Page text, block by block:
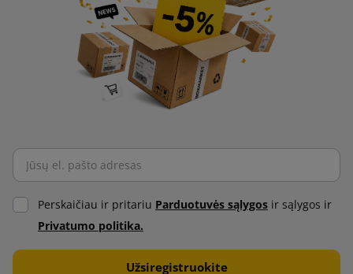
Perskaičiau ir pritariu Parduotuvės sąlygos ir sąlygos ir
Privatumo politika.